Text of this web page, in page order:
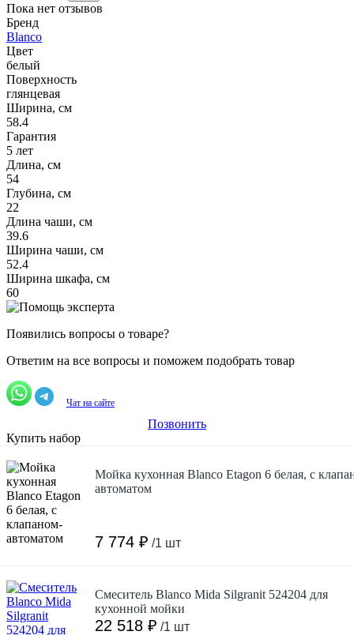
Пока нет отзывов
Бренд
Blanco
Цвет
белый
Поверхность
глянцевая
Ширина, см
58.4
Гарантия
5 лет
Длина, см
54
Глубина, см
22
Длина чаши, см
39.6
Ширина чаши, см
52.4
Ширина шкафа, см
60
Появились вопросы о товаре?
Ответим на все вопросы и поможем подобрать товар
Чат на сайте
Позвонить
Купить набор
Мойка кухонная Blanco Etagon 6 белая, с
автоматом
7 774 ₽ /1 шт
Смеситель Blanco Mida Silgranit 524204 для
кухонной мойки
22 518 ₽ /1 шт